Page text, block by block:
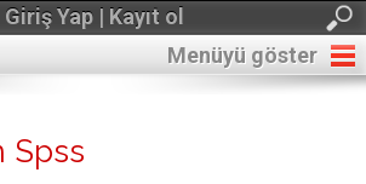
Giriş Yap | Kayıt ol
Menüyü göster
Spss